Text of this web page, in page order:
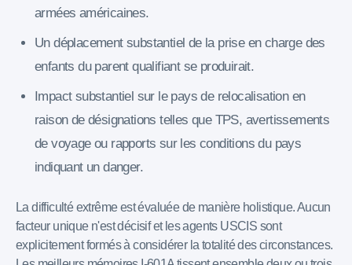
armées américaines.
Un déplacement substantiel de la prise en charge des
enfants du parent qualifiant se produirait.
Impact substantiel sur le pays de relocalisation en
raison de désignations telles que TPS, avertissements
de voyage ou rapports sur les conditions du pays
indiquant un danger.
La difficulté extrême est évaluée de manière holistique. Aucun
facteur unique n'est décisif et les agents USCIS sont
explicitement formés à considérer la totalité des circonstances.